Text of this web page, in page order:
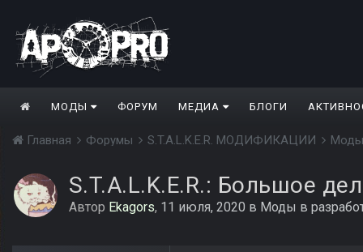
МОДЫ ФОРУМ МЕДИА БЛОГИ
Главная Форумы S.T.A.L.K.E.R. МОДИФИКАЦИИ Моды
S.T.A.L.K.E.R.: Большое
Автор Ekagors, 11 июля, 2020 в Моды в